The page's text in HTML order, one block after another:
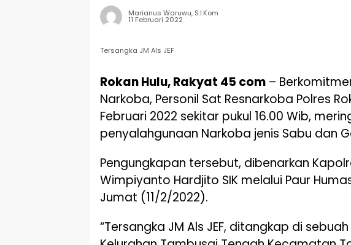
Marianus Waruwu, S.I.Kom
11 Februari 2022
Tersangka JM Als JEF
Rokan Hulu, Rakyat 45 com –
Narkoba, Personil Sat Resnarkoba Polres
Februari 2022 sekitar pukul 16.00 Wib,
penyalahgunaan Narkoba jenis Sabu dan
Pengungkapan tersebut, dibenarkan
Wimpiyanto Hardjito SIK melalui Paur
Jumat (11/2/2022).
“Tersangka JM Als JEF, ditangkap di